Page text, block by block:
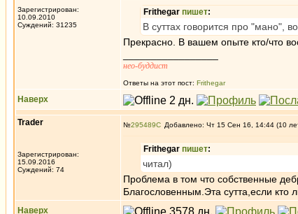
Зарегистрирован:
10.09.2010
Суждений: 31235
Frithegar пишет:
В суттах говорится про "мано",
Прекрасно. В вашем опыте кто/что
нео-буддист
Ответы на этот пост: Frithegar
Наверх
Trader
Зарегистрирован:
15.09.2016
Суждений: 74
№295489 Добавлено: Чт 15 Сен 16, 14:44 (10
Frithegar пишет:
читал)
Проблема в том что собственные
Благословенным.Эта сутта,если кто
Наверх